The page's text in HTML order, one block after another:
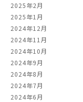
2025年2月
2025年1月
2024年12月
2024年11月
2024年10月
2024年9月
2024年8月
2024年7月
2024年6月